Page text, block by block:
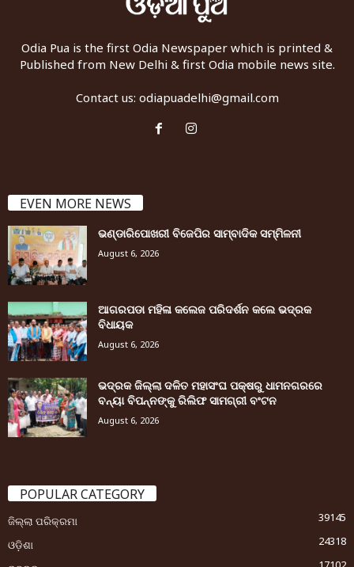
Odia Pua is the first Odia Newspaper which is printed &
Published from New Delhi & first Odia mobile news site.
Contact us: odiapuadelhi@gmail.com
EVEN MORE NEWS
ଭଣ୍ଡାରିପୋଖରୀ ବିଜେପିର ସାମ୍ବାଦିକ ସମ୍ମିଳନୀ
August 6, 2026
ଆଗରପଡା ମହିଳା କଲେଜ ପରିଦର୍ଶନ କଲେ ଭଦ୍ରକ
ବିଧାୟକ
August 6, 2026
ଭଦ୍ରକ ଜିଲ୍ଲା ଦଳିତ ମହାସଂଘ ପକ୍ଷରୁ ଧାମନଗରରେ
ବନ୍ୟା ବିପନ୍ନଙ୍କୁ ରିଲିଫ ସାମଗ୍ରୀ ବଂଟନ
August 6, 2026
POPULAR CATEGORY
ଜିଲ୍ଲା ପରିକ୍ରମା
39145
ଓଡ଼ିଶା
24318